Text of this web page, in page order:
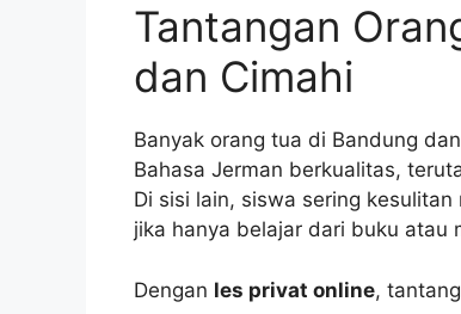
Tantangan
dan Cimahi
Banyak orang tua di Bandung
Bahasa Jerman berkualitas,
Di sisi lain, siswa sering
jika hanya belajar dari buku atau
Dengan les privat online,